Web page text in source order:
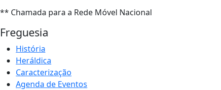
** Chamada para a Rede Móvel Nacional
Freguesia
História
Heráldica
Caracterização
Agenda de Eventos